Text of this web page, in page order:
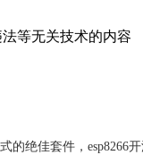
等无关技术的内容
的绝佳套件，esp8266